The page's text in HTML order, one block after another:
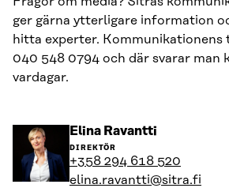
ger gärna ytterligare information
hitta experter.
040 548 0794 och där svarar man
vardagar.
Elina Ravantti
personens
profil
DIREKTÖR
+358 294 618 520
elina.ravantti@sitra.fi